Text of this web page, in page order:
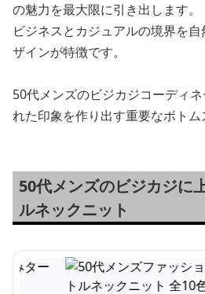
の魅力を最大限に引き出します。
ビジネスとカジュアルの境界を
ザインが特徴です。
50代メンズのビジカジコーディ
れた印象を作り出す重要なボトム
50代メンズのビジカジに
ルネックニット